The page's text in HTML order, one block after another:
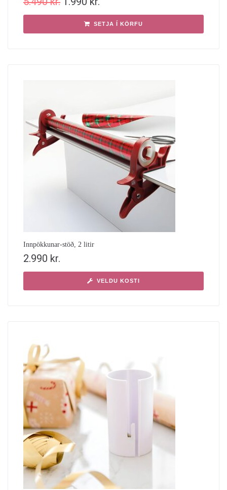
SETJA Í KÖRFU
Innpökkunar-stöð, 2 litir
2.990 kr.
VELDU KOSTI